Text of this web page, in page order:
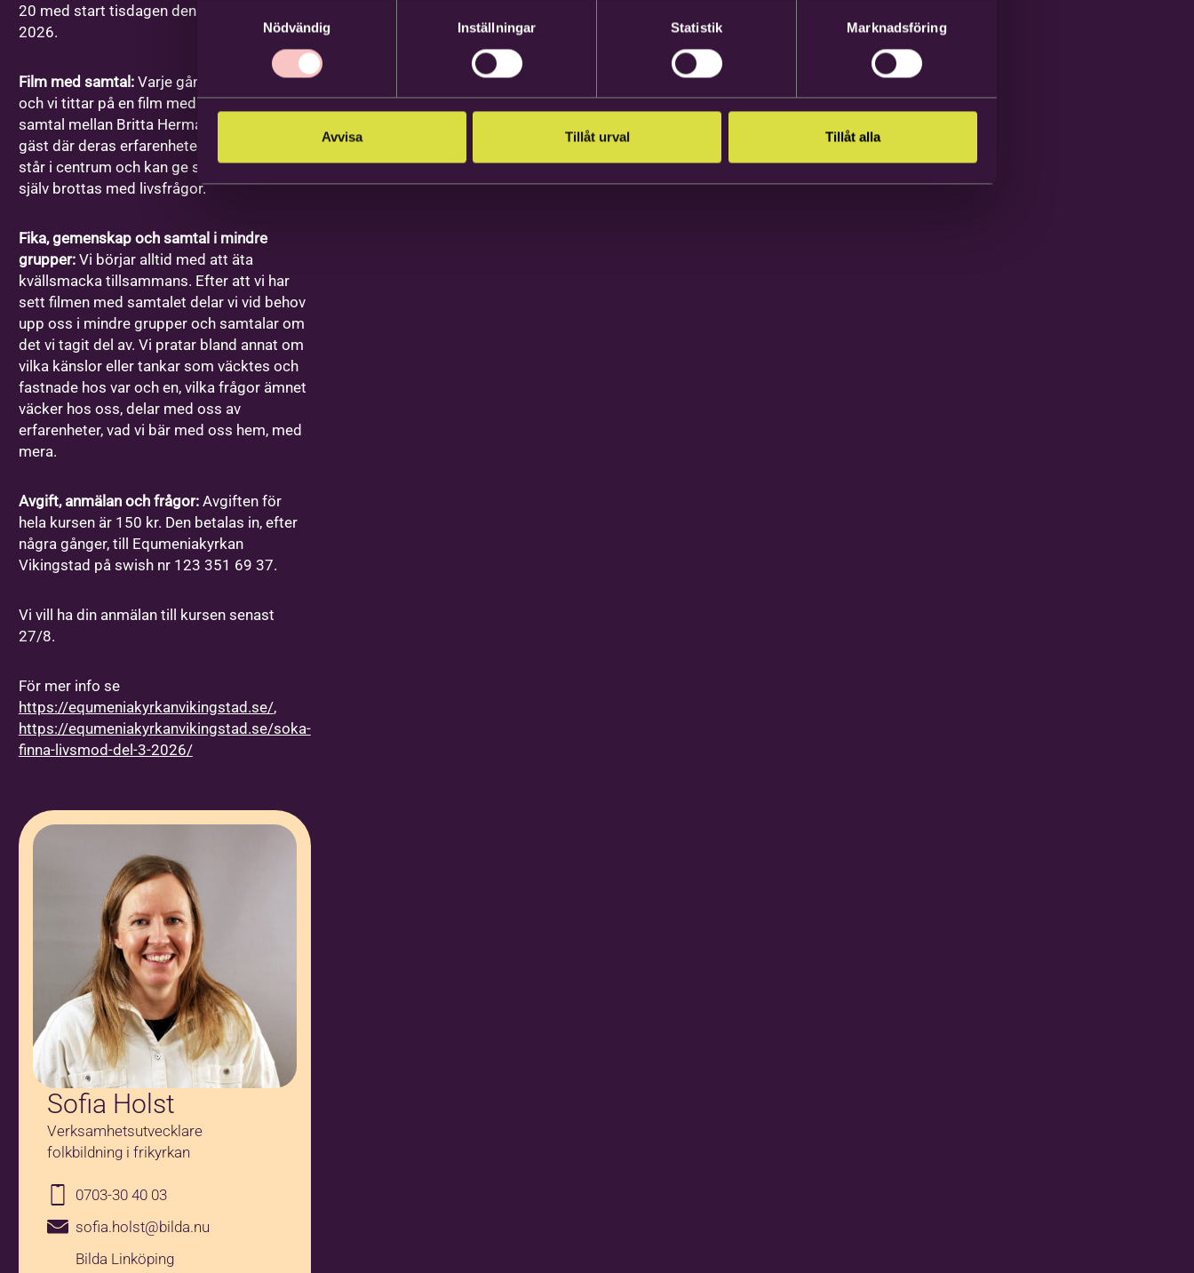
Nödvändig
Inställningar Statistik Marknadsföring
Avvisa Tillåt urval Tillåt alla
20 med start tisdagen den 1 september
2026.
Film med samtal: Varje gång har ett ämne
och vi tittar på en film med ett förinspelat
samtal mellan Britta Hermansson och en
gäst där deras erfarenheter och berättelser
står i centrum och kan ge stöd åt den som
själv brottas med livsfrågor.
Fika, gemenskap och samtal i mindre
grupper: Vi börjar alltid med att äta
kvällsmacka tillsammans. Efter att vi har
sett filmen med samtalet delar vi vid behov
upp oss i mindre grupper och samtalar om
det vi tagit del av. Vi pratar bland annat om
vilka känslor eller tankar som väcktes och
fastnade hos var och en, vilka frågor ämnet
väcker hos oss, delar med oss av
erfarenheter, vad vi bär med oss hem, med
mera.
Avgift, anmälan och frågor: Avgiften för
hela kursen är 150 kr. Den betalas in, efter
några gånger, till Equmeniakyrkan
Vikingstad på swish nr 123 351 69 37.
Vi vill ha din anmälan till kursen senast
27/8.
För mer info se
https://equmeniakyrkanvikingstad.se/,
https://equmeniakyrkanvikingstad.se/soka-
finna-livsmod-del-3-2026/
Sofia Holst
Verksamhetsutvecklare
folkbildning i frikyrkan
0703-30 40 03
sofia.holst@bilda.nu
Bilda Linköping